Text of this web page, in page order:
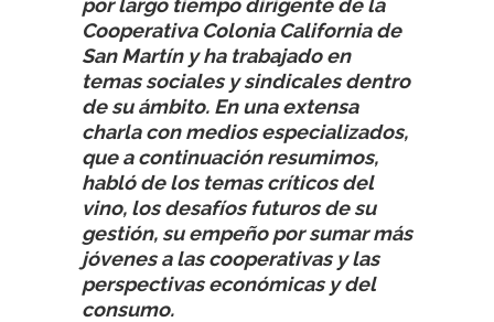
por largo tiempo dirigente de la
Cooperativa Colonia California de
San Martín y ha trabajado en
temas sociales y sindicales dentro
de su ámbito. En una extensa
charla con medios especializados,
que a continuación resumimos,
habló de los temas críticos del
vino, los desafíos futuros de su
gestión, su empeño por sumar más
jóvenes a las cooperativas y las
perspectivas económicas y del
consumo.